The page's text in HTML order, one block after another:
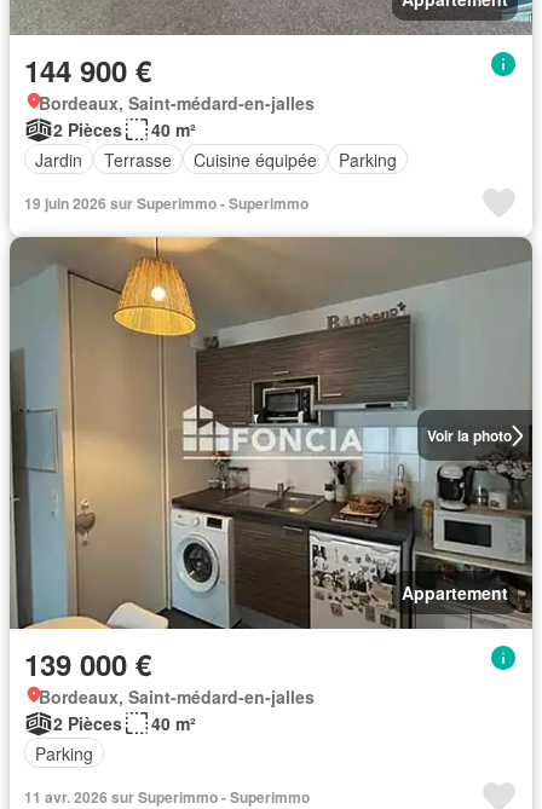
144 900 €
Bordeaux, Saint-médard-en-jalles
2 Pièces
40 m²
Jardin
Terrasse Cuisine équipée Parking
19 juin 2026 sur Superimmo - Superimmo
Voir la photo
Appartement
139 000 €
Bordeaux, Saint-médard-en-jalles
2 Pièces
40 m²
Parking
11 avr. 2026 sur Superimmo - Superimmo